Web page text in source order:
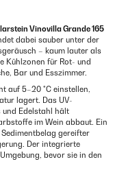
Vinovilla Grande 165
dabei sauber unter der
– kaum lauter als
Kühlzonen für Rot- und
Bar und Esszimmer.
auf 5–20 °C einstellen,
lagert. Das UV-
und Edelstahl hält
im Wein abbaut. Ein
gereifter
Der integrierte
bevor sie in den